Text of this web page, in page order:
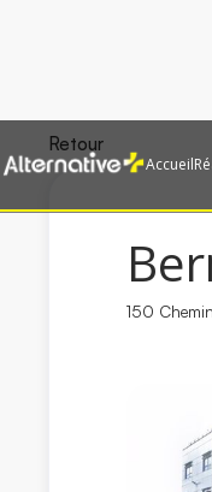
Accueil
Retour
150